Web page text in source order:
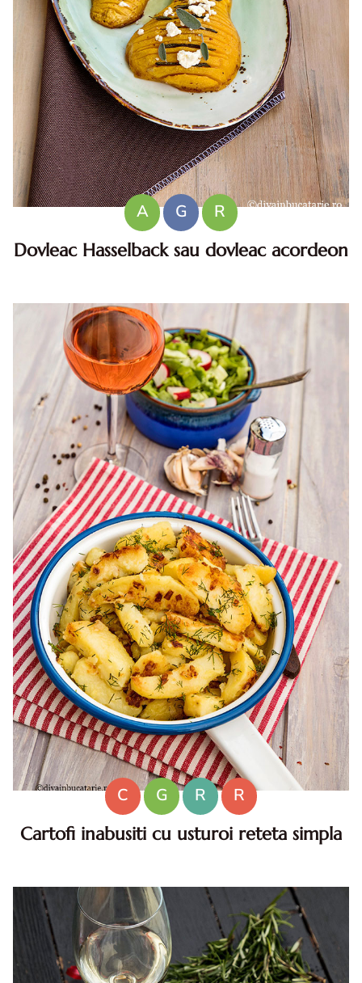
A G
R
Dovleac Hasselback sau dovleac acordeon
dovleac acordeon. reteta dovleac evantai
C G R
R
Cartofi inabusiti cu usturoi reteta simpla
de post.